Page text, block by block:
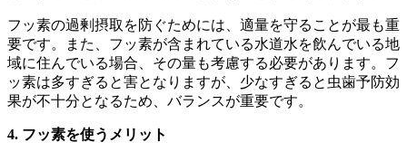
フッ素の過剰摂取を防ぐためには、適量を守ることが最も重
要です。また、フッ素が含まれている水道水を飲んでいる地
域に住んでいる場合、その量も考慮する必要があります。フ
ッ素は多すぎると害となりますが、少なすぎると虫歯予防効
果が不十分となるため、バランスが重要です。
4. フッ素を使うメリット